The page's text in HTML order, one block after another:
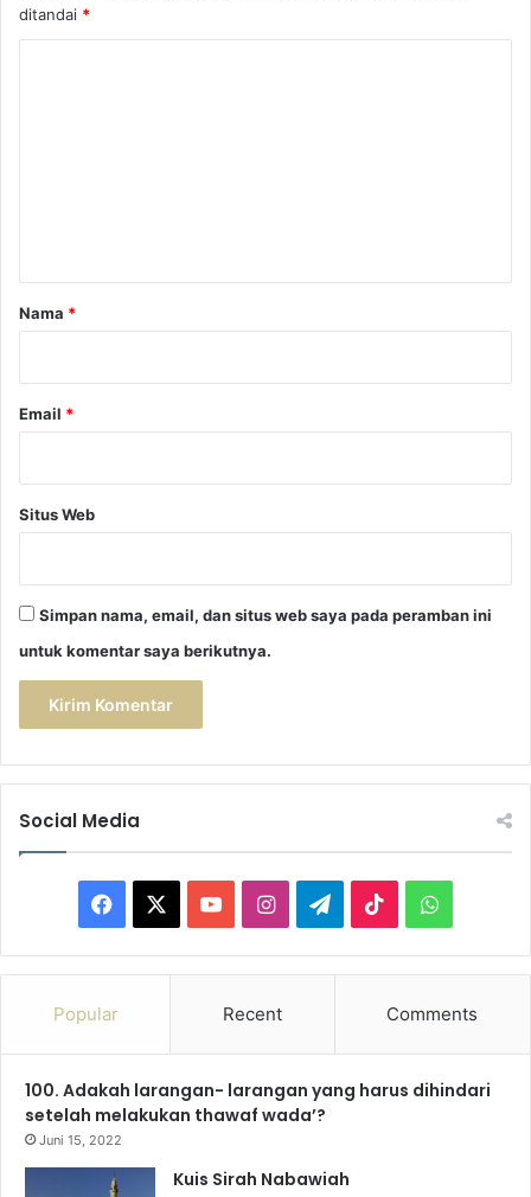
ditandai *
rNama *
Email *
Situs Web
Simpan nama, email, dan situs web saya pada peramban ini
untuk komentar saya berikutnya.
Social Media
Facebook YouTubeInstagramTelegram
TikTok
Popular Recent Comments
100. Adakah larangan- larangan yang harus dihindari
setelah melakukan thawaf wada’?
Juni 15, 2022
Kuis Sirah Nabawiah